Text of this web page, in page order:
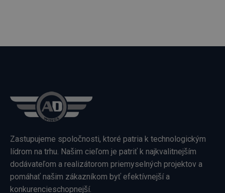
Zastupujeme spoločnosti, ktoré patria k technologickým
lídrom na trhu. Našim cieľom je patriť k najkvalitnejším
dodávateľom a realizátorom priemyselných projektov a
pomáhať našim zákazníkom byť efektívnejší a
konkurencieschopnejší.